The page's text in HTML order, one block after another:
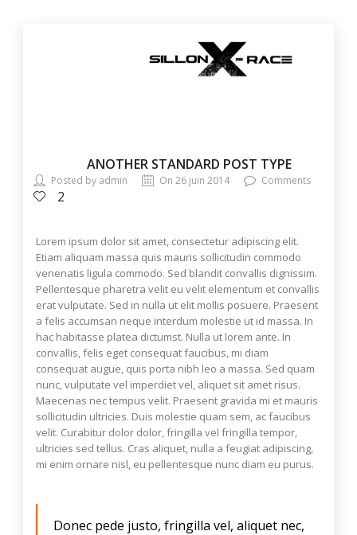
ANOTHER STANDARD POST TYPE
Posted by admin On 26 juin 2014 Comments
2
Lorem ipsum dolor sit amet, consectetur adipiscing elit.
Etiam aliquam massa quis mauris sollicitudin commodo
venenatis ligula commodo. Sed blandit convallis dignissim.
Pellentesque pharetra velit eu velit elementum et convallis
erat vulputate. Sed in nulla ut elit mollis posuere. Praesent
a felis accumsan neque interdum molestie ut id massa. In
hac habitasse platea dictumst. Nulla ut lorem ante. In
convallis, felis eget consequat faucibus, mi diam
consequat augue, quis porta nibh leo a massa. Sed quam
nunc, vulputate vel imperdiet vel, aliquet sit amet risus.
Maecenas nec tempus velit. Praesent gravida mi et mauris
sollicitudin ultricies. Duis molestie quam sem, ac faucibus
velit. Curabitur dolor dolor, fringilla vel fringilla tempor,
ultricies sed tellus. Cras aliquet, nulla a feugiat adipiscing,
mi enim ornare nisl, eu pellentesque nunc diam eu purus.
Donec pede justo, fringilla vel, aliquet nec,